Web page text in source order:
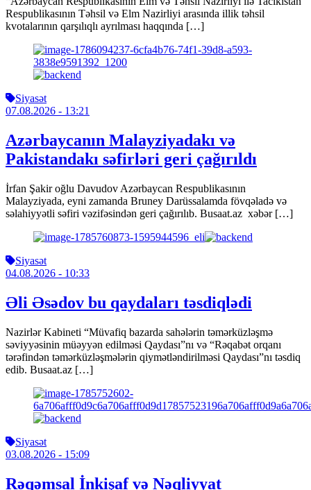
Respublikasının Təhsil və Elm Nazirliyi arasında illik təhsil
kvotalarının qarşılıqlı ayrılması haqqında […]
Siyasət
07.08.2026 - 13:21
Azərbaycanın Malayziyadakı və
Pakistandakı səfirləri geri çağırıldı
İrfan Şakir oğlu Davudov Azərbaycan Respublikasının
Malayziyada, eyni zamanda Bruney Darüssalamda fövqəladə və
səlahiyyətli səfiri vəzifəsindən geri çağırılıb. Busaat.az xəbər […]
Siyasət
04.08.2026 - 10:33
Əli Əsədov bu qaydaları təsdiqlədi
Nazirlər Kabineti “Müvafiq bazarda sahələrin təmərküzləşmə
səviyyəsinin müəyyən edilməsi Qaydası”nı və “Rəqabət orqanı
tərəfindən təmərküzləşmələrin qiymətləndirilməsi Qaydası”nı təsdiq
edib. Busaat.az […]
Siyasət
03.08.2026 - 15:09
Rəqəmsal İnkişaf və Nəqliyyat